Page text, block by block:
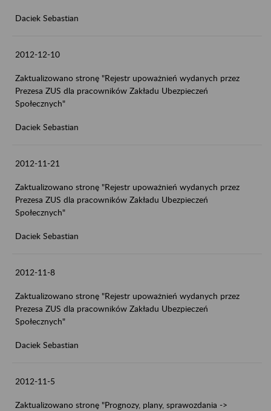
Daciek Sebastian
2012-12-10
Zaktualizowano stronę "Rejestr upoważnień wydanych przez
Prezesa ZUS dla pracowników Zakładu Ubezpieczeń
Społecznych"
Daciek Sebastian
2012-11-21
Zaktualizowano stronę "Rejestr upoważnień wydanych przez
Prezesa ZUS dla pracowników Zakładu Ubezpieczeń
Społecznych"
Daciek Sebastian
2012-11-8
Zaktualizowano stronę "Rejestr upoważnień wydanych przez
Prezesa ZUS dla pracowników Zakładu Ubezpieczeń
Społecznych"
Daciek Sebastian
2012-11-5
Zaktualizowano stronę "Prognozy, plany, sprawozdania ->